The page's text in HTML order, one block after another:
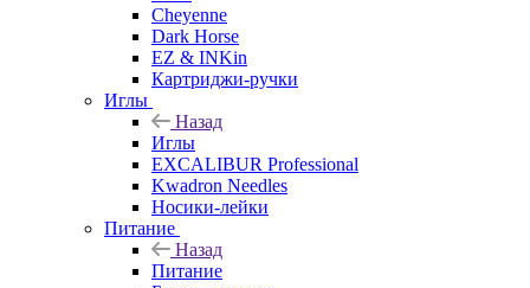
Cheyenne
Dark Horse
EZ & INKin
Картриджи-ручки
Иглы
Назад
Иглы
EXCALIBUR Professional
Kwadron Needles
Носики-лейки
Питание
Назад
Питание